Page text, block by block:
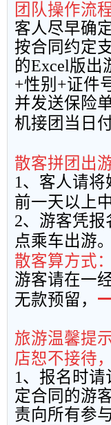
团队操作流程
客人尽早确
按合同约定
的Excel版出
+性别 +证件
并发送保险
机接团当日
散客拼团出
1、客人请
前一天以上
2、游客凭
点乘车出游。
散客算方式：
游客请在一
无款预留，
旅游温馨提
店恕不接待
1、报名时
定合同的游
责向所有参